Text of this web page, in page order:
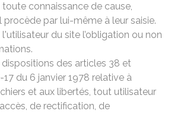
connaissance de cause,
par lui-même à leur saisie.
du site l’obligation ou non
des articles 38 et
du 6 janvier 1978 relative à
et aux libertés, tout utilisateur
de rectification, de